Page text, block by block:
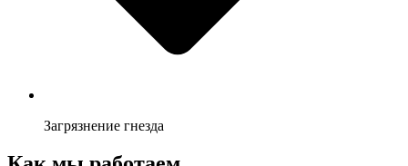
Загрязнение гнезда